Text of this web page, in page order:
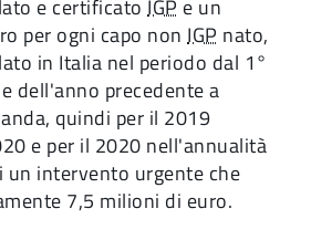
e certificatoIGP e un
per ogni capo nonIGP nato,
in Italia nel periodo dal 1°
dell'anno precedente a
quindi per il 2019
e per il 2020 nell'annualità
un intervento urgente che
7,5 milioni di euro.